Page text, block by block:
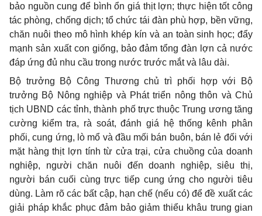
bảo nguồn cung để bình ổn giá thịt lợn; thực hiện tốt công
tác phòng, chống dịch; tổ chức tái đàn phù hợp, bền vững,
chăn nuôi theo mô hình khép kín và an toàn sinh học; đẩy
mạnh sản xuất con giống, bảo đảm tổng đàn lợn cả nước
đáp ứng đủ nhu cầu trong nước trước mắt và lâu dài.
Bộ trưởng Bộ Công Thương chủ trì phối hợp với Bộ
trưởng Bộ Nông nghiệp và Phát triển nông thôn và Chủ
tịch UBND các tỉnh, thành phố trực thuộc Trung ương tăng
cường kiểm tra, rà soát, đánh giá hệ thống kênh phân
phối, cung ứng, lò mổ và đầu mối bán buôn, bán lẻ đối với
mặt hàng thịt lợn tính từ cửatrại, cửa chuồng của doanh
nghiệp, người chăn nuôi đến doanh nghiệp, siêu thị,
người bán cuối cùng trực tiếp cung ứng cho người tiêu
dùng. Làm rõ các bất cập, hạn chế (nếu có) để đề xuất các
giải pháp khắc phục đảm bảo giảm thiểu khâu trung gian